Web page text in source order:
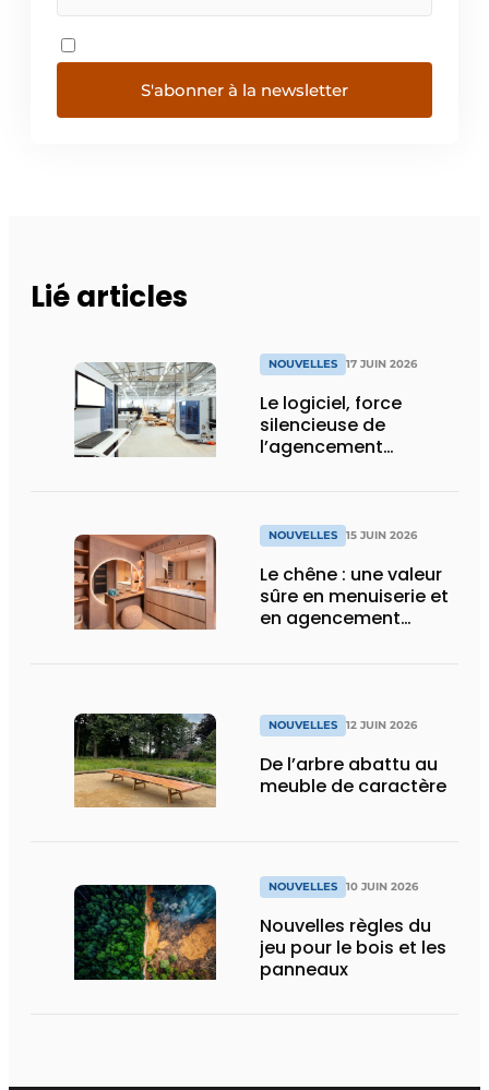
S'abonner à la newsletter
Lié articles
NOUVELLES 17 JUIN 2026
Le logiciel, force
silencieuse de
l’agencement
NOUVELLES 15 JUIN 2026
Le chêne : une valeur
sûre en menuiserie et
en agencement
NOUVELLES 12 JUIN 2026
De l’arbre abattu au
meuble de caractère
NOUVELLES 10 JUIN 2026
Nouvelles règles du
jeu pour le bois et les
panneaux